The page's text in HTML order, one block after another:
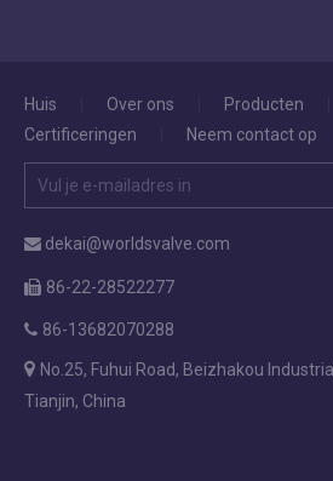
Huis Over ons Producten
Certificeringen
Neem contact op
 dekai@worldsvalve.com
 86-22-28522277
 86-13682070288
 No.25, Fuhui Road, Beizhakou
Tianjin, China